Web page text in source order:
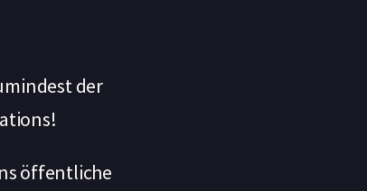
der
öffentliche